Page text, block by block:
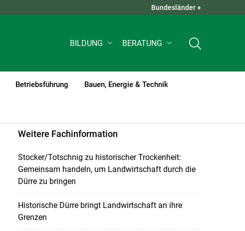
QUICK LINKS +
Bundesländer +
BILDUNG BERATUNG
Betriebsführung Bauen, Energie & Technik
Weitere Fachinformation
Stocker/Totschnig zu historischer Trockenheit:
Gemeinsam handeln, um Landwirtschaft durch die
Dürre zu bringen
Historische Dürre bringt Landwirtschaft an ihre
Grenzen